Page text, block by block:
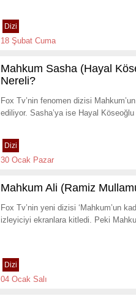
Dizi
18 Şubat Cuma
Mahkum Sasha (Hayal
Nereli?
Fox Tv’nin fenomen dizisi
ediliyor. Sasha’ya ise Hayal
Dizi
30 Ocak Pazar
Mahkum Ali (Ramiz
Fox Tv’nin yeni dizisi ‘Mahkum’un
izleyiciyi ekranlara kitledi. Peki
Dizi
04 Ocak Salı